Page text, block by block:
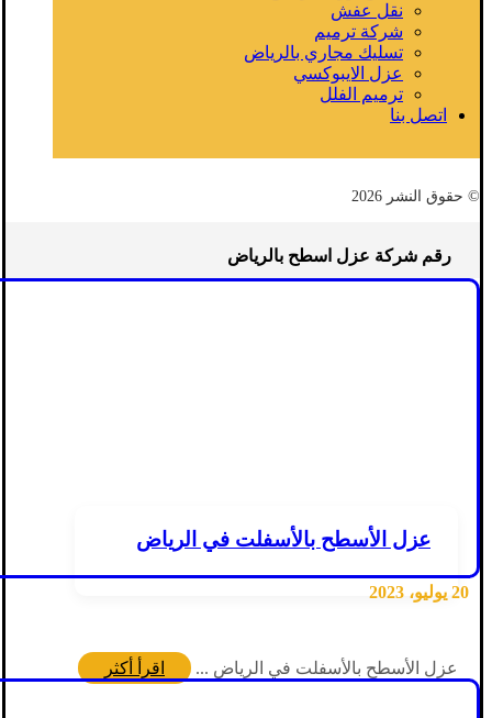
نقل عفش
شركة ترميم
تسليك مجاري بالرياض
عزل الايبوكسي
ترميم الفلل
اتصل بنا
© حقوق النشر 2026
رقم شركة عزل اسطح بالرياض
عزل الأسطح بالأسفلت في الرياض
20 يوليو، 2023
عزل الأسطح بالأسفلت في الرياض ... اقرأ أكثر